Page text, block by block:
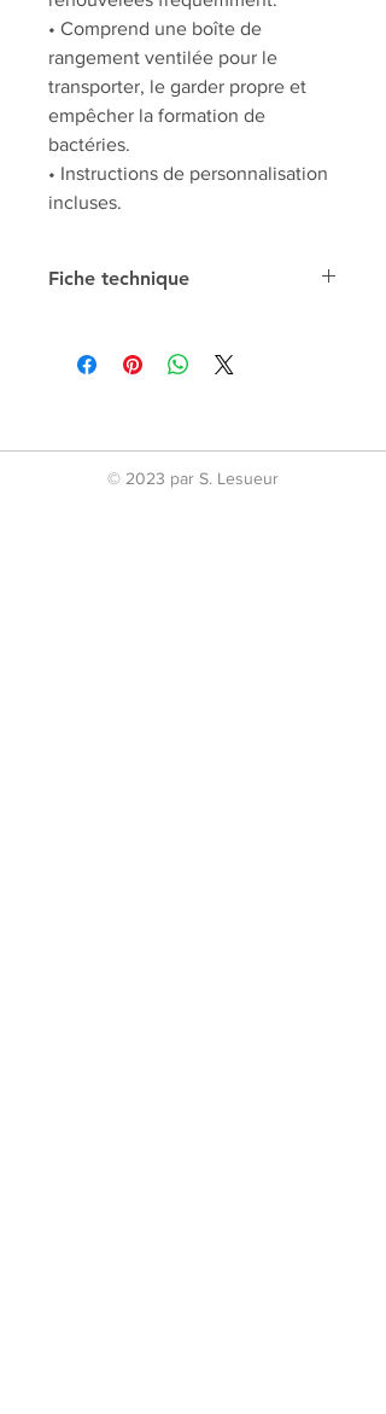
• Comprend une boîte de
rangement ventilée pour le
transporter, le garder propre et
empêcher la formation de
bactéries.
• Instructions de personnalisation
incluses.
Fiche technique
Kyokushinkai
© 2023 par S. Lesueur